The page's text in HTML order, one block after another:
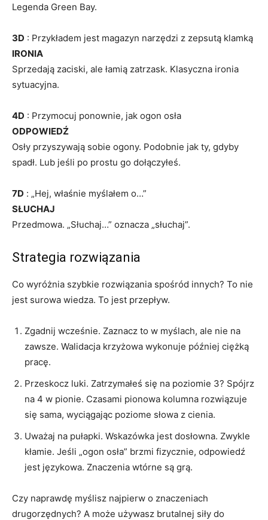
Legenda Green Bay.
3D : Przykładem jest magazyn narzędzi z zepsutą klamką
IRONIA
Sprzedają zaciski, ale łamią zatrzask. Klasyczna ironia
sytuacyjna.
4D : Przymocuj ponownie, jak ogon osła
ODPOWIEDŹ
Osły przyszywają sobie ogony. Podobnie jak ty, gdyby
spadł. Lub jeśli po prostu go dołączyłeś.
7D : „Hej, właśnie myślałem o…”
SŁUCHAJ
Przedmowa. „Słuchaj…” oznacza „słuchaj”.
Strategia rozwiązania
Co wyróżnia szybkie rozwiązania spośród innych? To nie
jest surowa wiedza. To jest przepływ.
Zgadnij wcześnie. Zaznacz to w myślach, ale nie na
zawsze. Walidacja krzyżowa wykonuje później ciężką
pracę.
Przeskocz luki. Zatrzymałeś się na poziomie 3? Spójrz
na 4 w pionie. Czasami pionowa kolumna rozwiązuje
się sama, wyciągając poziome słowa z cienia.
Uważaj na pułapki. Wskazówka jest dosłowna. Zwykle
kłamie. Jeśli „ogon osła” brzmi fizycznie, odpowiedź
jest językowa. Znaczenia wtórne są grą.
Czy naprawdę myślisz najpierw o znaczeniach
drugorzędnych? A może używasz brutalnej siły do ​​